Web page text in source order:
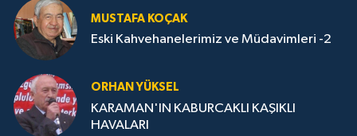
MUSTAFA KOÇAK
Eski Kahvehanelerimiz ve Müdavimleri -2
ORHAN YÜKSEL
KARAMAN'IN KABURCAKLI KAŞIKLI
HAVALARI